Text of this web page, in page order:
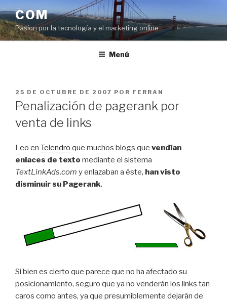
al
contenido
COM
Pasíon por la tecnología y el marketing online
Menú
PUBLICADO
EL
25 DE OCTUBRE DE 2007 POR FERRAN
Penalización de pagerank por
venta de links
Leo en Telendro que muchos blogs que vendían
enlaces de texto mediante el sistema
TextLinkAds.com y enlazaban a éste, han visto
disminuir su Pagerank.
Si bien es cierto que parece que no ha afectado su
posicionamiento, seguro que ya no venderán los links tan
caros como antes, ya que presumiblemente dejarán de